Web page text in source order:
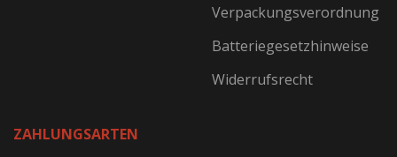
Verpackungsverordnung
Batteriegesetzhinweise
Widerrufsrecht
ZAHLUNGSARTEN